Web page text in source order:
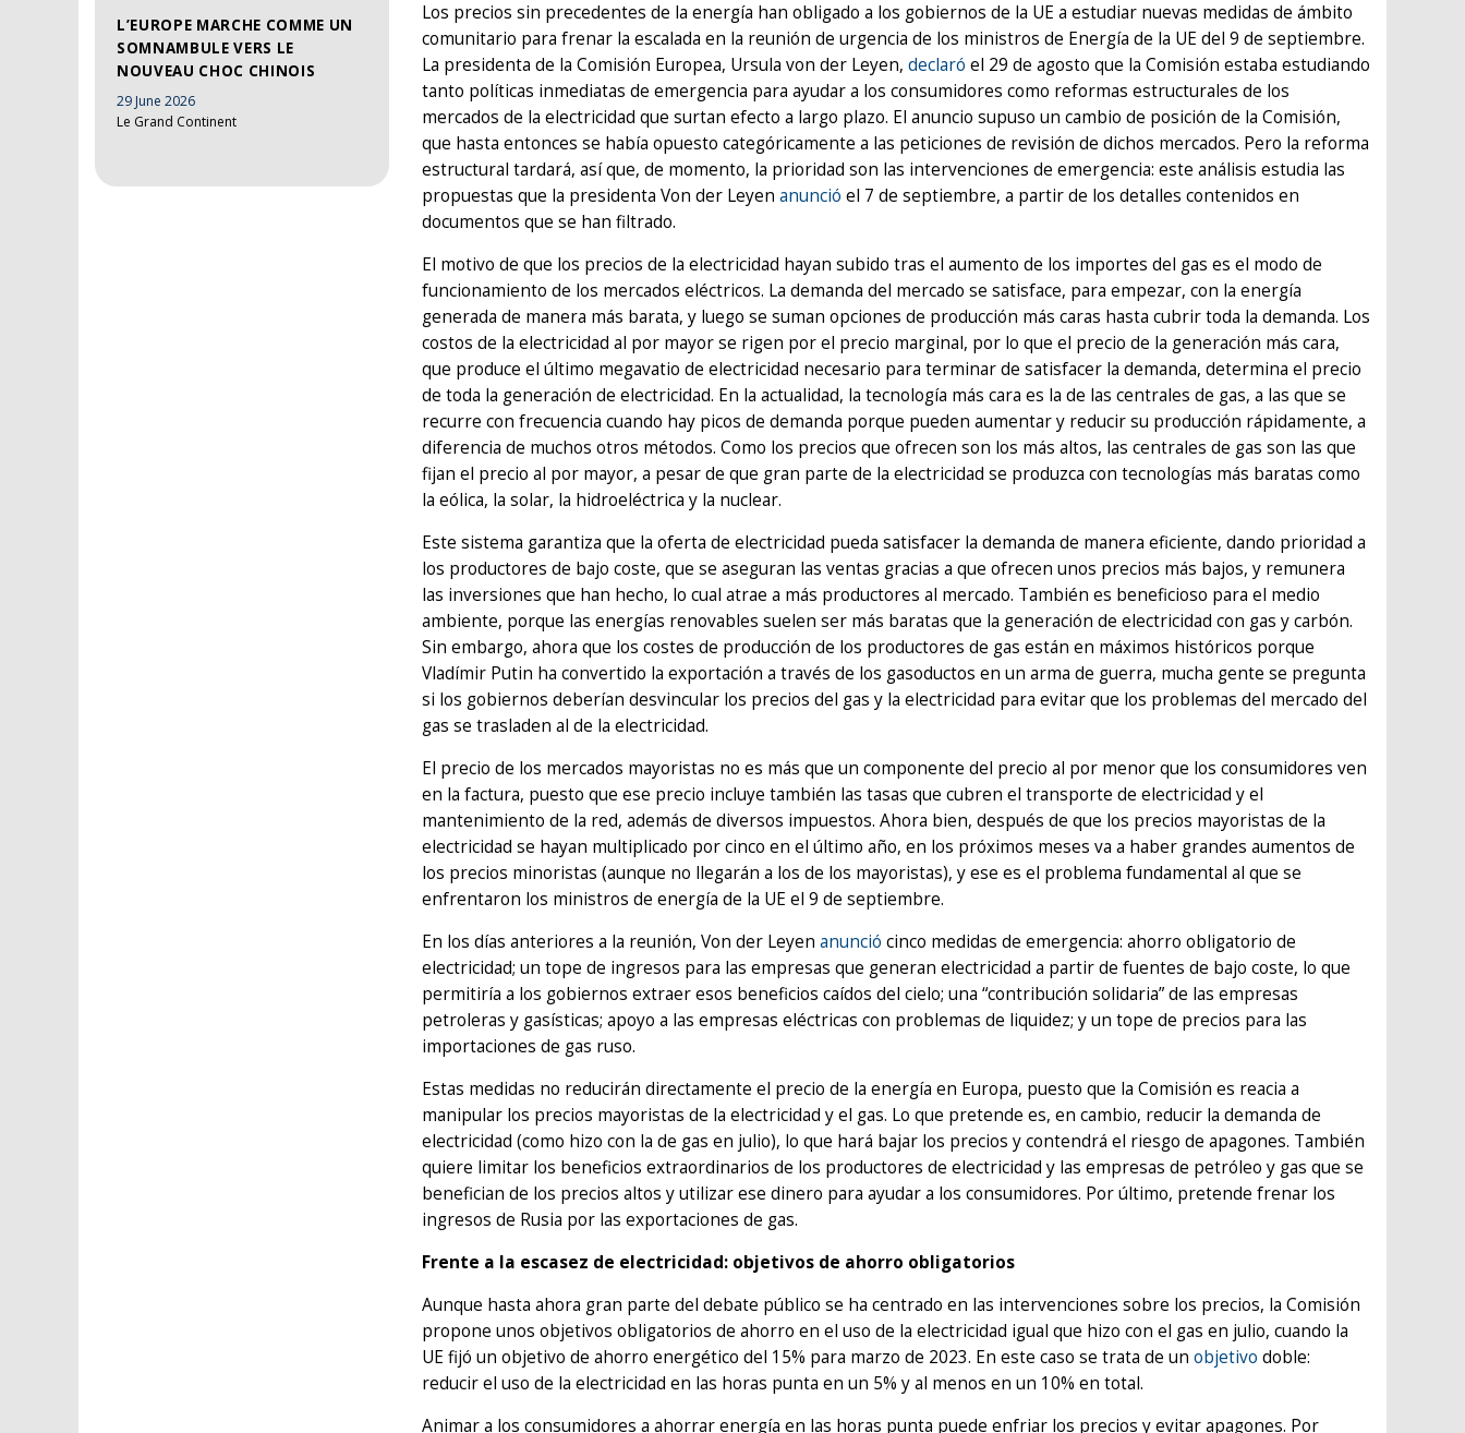
L’EUROPE MARCHE COMME UN
SOMNAMBULE VERS LE
NOUVEAU CHOC CHINOIS
29 June 2026
Le Grand Continent
Los precios sin precedentes de la energía han obligado a los gobiernos de la UE a estudiar nuevas medidas de ámbito
comunitario para frenar la escalada en la reunión de urgencia de los ministros de Energía de la UE del 9 de septiembre.
La presidenta de la Comisión Europea, Ursula von der Leyen, declaró el 29 de agosto que la Comisión estaba estudiando
tanto políticas inmediatas de emergencia para ayudar a los consumidores como reformas estructurales de los
mercados de la electricidad que surtan efecto a largo plazo. El anuncio supuso un cambio de posición de la Comisión,
que hasta entonces se había opuesto categóricamente a las peticiones de revisión de dichos mercados. Pero la reforma
estructural tardará, así que, de momento, la prioridad son las intervenciones de emergencia: este análisis estudia las
propuestas que la presidenta Von der Leyen anunció el 7 de septiembre, a partir de los detalles contenidos en
documentos que se han filtrado.
El motivo de que los precios de la electricidad hayan subido tras el aumento de los importes del gas es el modo de
funcionamiento de los mercados eléctricos. La demanda del mercado se satisface, para empezar, con la energía
generada de manera más barata, y luego se suman opciones de producción más caras hasta cubrir toda la demanda. Los
costos de la electricidad al por mayor se rigen por el precio marginal, por lo que el precio de la generación más cara,
que produce el último megavatio de electricidad necesario para terminar de satisfacer la demanda, determina el precio
de toda la generación de electricidad. En la actualidad, la tecnología más cara es la de las centrales de gas, a las que se
recurre con frecuencia cuando hay picos de demanda porque pueden aumentar y reducir su producción rápidamente, a
diferencia de muchos otros métodos. Como los precios que ofrecen son los más altos, las centrales de gas son las que
fijan el precio al por mayor, a pesar de que gran parte de la electricidad se produzca con tecnologías más baratas como
la eólica, la solar, la hidroeléctrica y la nuclear.
Este sistema garantiza que la oferta de electricidad pueda satisfacer la demanda de manera eficiente, dando prioridad a
los productores de bajo coste, que se aseguran las ventas gracias a que ofrecen unos precios más bajos, y remunera
las inversiones que han hecho, lo cual atrae a más productores al mercado. También es beneficioso para el medio
ambiente, porque las energías renovables suelen ser más baratas que la generación de electricidad con gas y carbón.
Sin embargo, ahora que los costes de producción de los productores de gas están en máximos históricos porque
Vladímir Putin ha convertido la exportación a través de los gasoductos en un arma de guerra, mucha gente se pregunta
si los gobiernos deberían desvincular los precios del gas y la electricidad para evitar que los problemas del mercado del
gas se trasladen al de la electricidad.
El precio de los mercados mayoristas no es más que un componente del precio al por menor que los consumidores ven
en la factura, puesto que ese precio incluye también las tasas que cubren el transporte de electricidad y el
mantenimiento de la red, además de diversos impuestos. Ahora bien, después de que los precios mayoristas de la
electricidad se hayan multiplicado por cinco en el último año, en los próximos meses va a haber grandes aumentos de
los precios minoristas (aunque no llegarán a los de los mayoristas), y ese es el problema fundamental al que se
enfrentaron los ministros de energía de la UE el 9 de septiembre.
En los días anteriores a la reunión, Von der Leyen anunció cinco medidas de emergencia: ahorro obligatorio de
electricidad; un tope de ingresos para las empresas que generan electricidad a partir de fuentes de bajo coste, lo que
permitiría a los gobiernos extraer esos beneficios caídos del cielo; una “contribución solidaria” de las empresas
petroleras y gasísticas; apoyo a las empresas eléctricas con problemas de liquidez; y un tope de precios para las
importaciones de gas ruso.
Estas medidas no reducirán directamente el precio de la energía en Europa, puesto que la Comisión es reacia a
manipular los precios mayoristas de la electricidad y el gas. Lo que pretende es, en cambio, reducir la demanda de
electricidad (como hizo con la de gas en julio), lo que hará bajar los precios y contendrá el riesgo de apagones. También
quiere limitar los beneficios extraordinarios de los productores de electricidad y las empresas de petróleo y gas que se
benefician de los precios altos y utilizar ese dinero para ayudar a los consumidores. Por último, pretende frenar los
ingresos de Rusia por las exportaciones de gas.
Frente a la escasez de electricidad: objetivos de ahorro obligatorios
Aunque hasta ahora gran parte del debate público se ha centrado en las intervenciones sobre los precios, la Comisión
propone unos objetivos obligatorios de ahorro en el uso de la electricidad igual que hizo con el gas en julio, cuando la
UE fijó un objetivo de ahorro energético del 15% para marzo de 2023. En este caso se trata de un objetivo doble:
reducir el uso de la electricidad en las horas punta en un 5% y al menos en un 10% en total.
Animar a los consumidores a ahorrar energía en las horas punta puede enfriar los precios y evitar apagones. Por